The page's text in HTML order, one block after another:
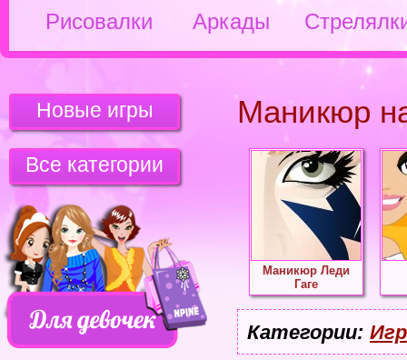
Рисовалки
Аркады
Маникюр
Маникюр Леди
Гаге
Категории:
Новые игры
Все категории